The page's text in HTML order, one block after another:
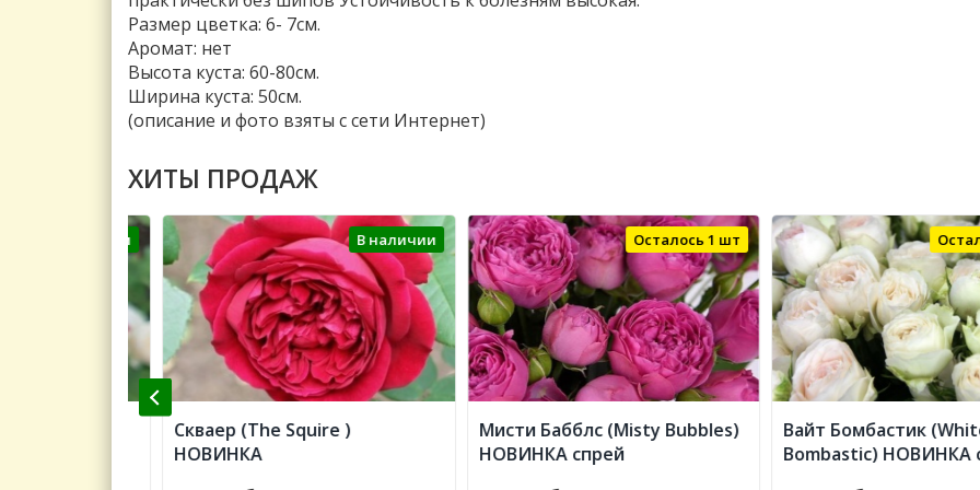
Размер цветка: 6- 7см.
Аромат: нет
Высота куста: 60-80см.
Ширина куста: 50см.
(описание и фото взяты с сети Интернет)
ХИТЫ ПРОДАЖ
В наличии
Скваер (The Squire )
НОВИНКА
Осталось 1 шт
Мисти Бабблс (Misty Bubbles)
НОВИНКА спрей
Осталось
Вайт Бомбастик (White
Bombastic) НОВИНКА